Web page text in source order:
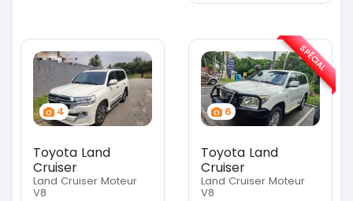
4
Toyota Land
Cruiser
Land Cruiser Moteur
V8
6
Toyota Land
Cruiser
Land Cruiser Moteur
V8
SPÉCIAL